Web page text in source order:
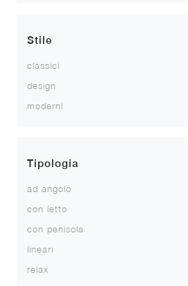
Stile
classici
design
moderni
Tipologia
ad angolo
con letto
con penisola
lineari
relax